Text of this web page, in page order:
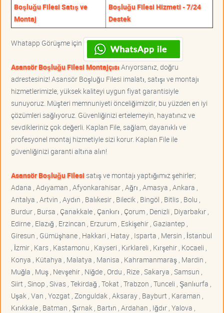
Boşluğu Filesi Satış ve
Montaj
Boşluğu Filesi Hizmeti - 7/24
Destek
Whatapp Görüşme için
Asansör Boşluğu Filesi MontajçısıArıyorsanız, doğru
adrestesiniz! Asansör Boşluğu Filesi imalatı, satışı ve montajı
hizmetlerimizle, yüksek kaliteyi uygun fiyat garantisiyle
sunuyoruz. Müşteri memnuniyeti önceliğimizdir, bu yüzden en iyi
çözümleri sağlıyoruz. Güvenliğinizi ertelemeyin, hayatınız ve
sevdikleriniz çok değerli. Kaplan File, sağlam, dayanıklı ve
profesyonel montaj hizmetiyle sizi korur. Kaplan File ile
güvenliğinizi garanti altına alın!
Asansör Boşluğu Filesisatış ve montajı yaptığımız şehirler;
Adana , Adıyaman , Afyonkarahisar , Ağrı , Amasya , Ankara ,
Antalya , Artvin , Aydın , Balıkesir , Bilecik , Bingöl , Bitlis , Bolu ,
Burdur , Bursa , Çanakkale , Çankırı , Çorum , Denizli , Diyarbakır ,
Edirne , Elazığ , Erzincan , Erzurum , Eskişehir , Gaziantep ,
Giresun , Gümüşhane , Hakkari , Hatay , Isparta , Mersin , İstanbul
, İzmir , Kars , Kastamonu , Kayseri , Kırklareli , Kırşehir , Kocaeli ,
Konya , Kütahya , Malatya , Manisa , Kahramanmaraş , Mardin ,
Muğla , Muş , Nevşehir , Niğde , Ordu , Rize , Sakarya , Samsun ,
Siirt , Sinop , Sivas , Tekirdağ , Tokat , Trabzon , Tunceli , Şanlıurfa ,
Uşak , Van , Yozgat , Zonguldak , Aksaray , Bayburt , Karaman ,
Kırıkkale , Batman , Şırnak , Bartın , Ardahan , Iğdır , Yalova ,